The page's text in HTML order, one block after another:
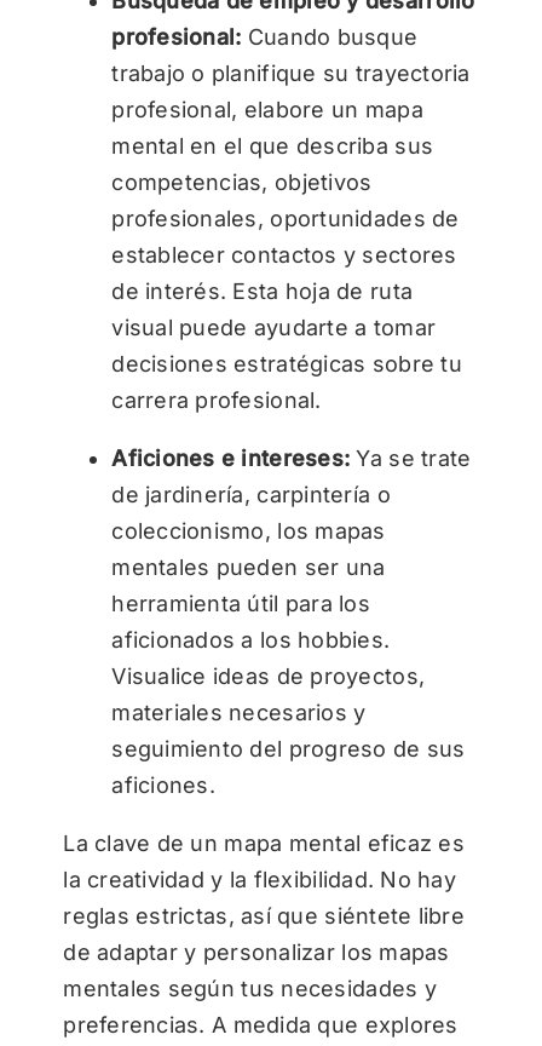
profesional: Cuando busque
trabajo o planifique su trayectoria
profesional, elabore un mapa
mental en el que describa sus
competencias, objetivos
profesionales, oportunidades de
establecer contactos y sectores
de interés. Esta hoja de ruta
visual puede ayudarte a tomar
decisiones estratégicas sobre tu
carrera profesional.
Aficiones e intereses:Ya se trate
de jardinería, carpintería o
coleccionismo, los mapas
mentales pueden ser una
herramienta útil para los
aficionados a los hobbies.
Visualice ideas de proyectos,
materiales necesarios y
seguimiento del progreso de sus
aficiones.
La clave de un mapa mental eficaz es
la creatividad y la flexibilidad. No hay
reglas estrictas, así que siéntete libre
de adaptar y personalizar los mapas
mentales según tus necesidades y
preferencias. A medida que explores